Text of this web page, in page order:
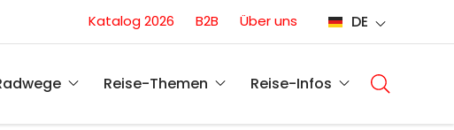
Conversion
(DE)
Katalog 2026 B2B Über uns DE
Reise-Themen Reise-Infos